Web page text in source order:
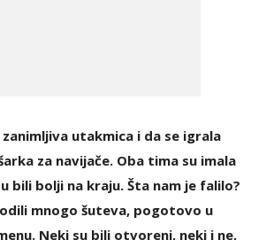
utakmica i da se igrala
za navijače. Oba tima su imala
bili bolji na kraju. Šta nam je falilo?
mnogo šuteva, pogotovo u
Neki su bili otvoreni, neki i ne,